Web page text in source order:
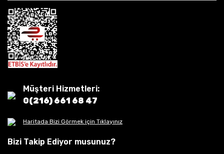
Müşteri Hizmetleri:
0(216) 661 68 47
Haritada Bizi Görmek için Tıklayınız
Bizi Takip Ediyor musunuz?